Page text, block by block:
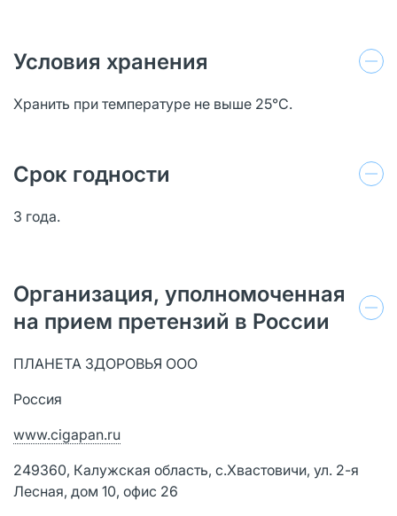
Условия хранения
Хранить при температуре не выше 25°С.
Срок годности
3 года.
Организация, уполномоченная
на прием претензий в России
ПЛАНЕТА ЗДОРОВЬЯ ООО
Россия
www.cigapan.ru
249360, Калужская область, с.Хвастовичи, ул. 2-я
Лесная, дом 10, офис 26